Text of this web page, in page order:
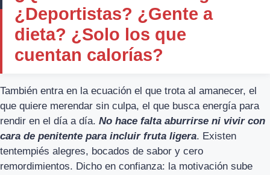
¿Deportistas? ¿Gente a
dieta? ¿Solo los que
cuentan calorías?
También entra en la ecuación el que trota al amanecer, el
que quiere merendar sin culpa, el que busca energía para
rendir en el día a día. No hace falta aburrirse ni vivir con
cara de penitente para incluir fruta ligera. Existen
tentempiés alegres, bocados de sabor y cero
remordimientos. Dicho en confianza: la motivación sube